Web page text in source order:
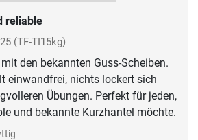
reliable
(TF-TI15kg)
den bekannten Guss-Scheiben.
einwandfrei, nichts lockert sich
Übungen. Perfekt für jeden,
und bekannte Kurzhantel möchte.